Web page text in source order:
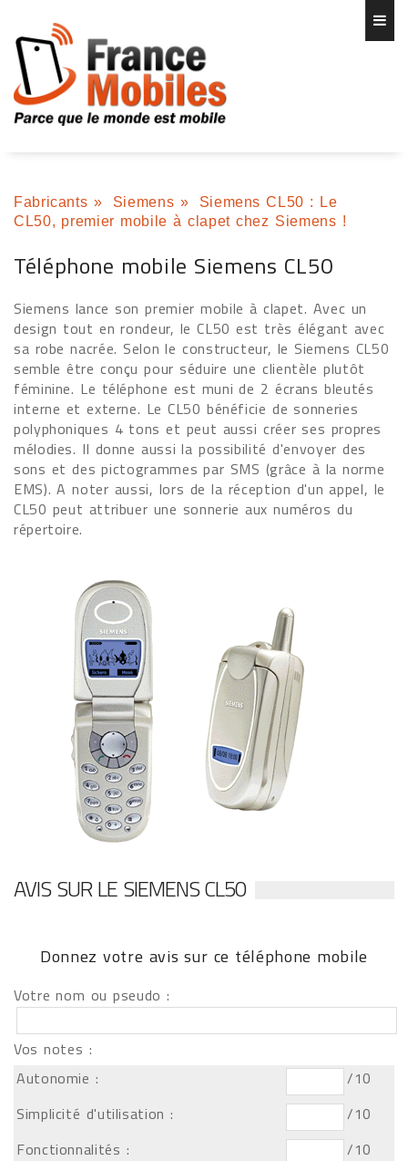
Fabricants » Siemens »
Siemens CL50 : Le
CL50, premier mobile à clapet chez Siemens !
Téléphone mobile Siemens CL50
Siemens lance son premier mobile à clapet. Avec un
design tout en rondeur, le CL50 est très élégant avec
sa robe nacrée. Selon le constructeur, le Siemens CL50
semble être conçu pour séduire une clientèle plutôt
féminine. Le téléphone est muni de 2 écrans bleutés
interne et externe. Le CL50 bénéficie de sonneries
polyphoniques 4 tons et peut aussi créer ses propres
mélodies. Il donne aussi la possibilité d'envoyer des
sons et des pictogrammes par SMS (grâce à la norme
EMS). A noter aussi, lors de la réception d'un appel, le
CL50 peut attribuer une sonnerie aux numéros du
répertoire.
AVIS SUR LE SIEMENS CL50
Donnez votre avis sur ce téléphone mobile
Votre nom ou pseudo :
Vos notes :
Autonomie :
/10
Simplicité d'utilisation :
/10
Fonctionnalités :
/10